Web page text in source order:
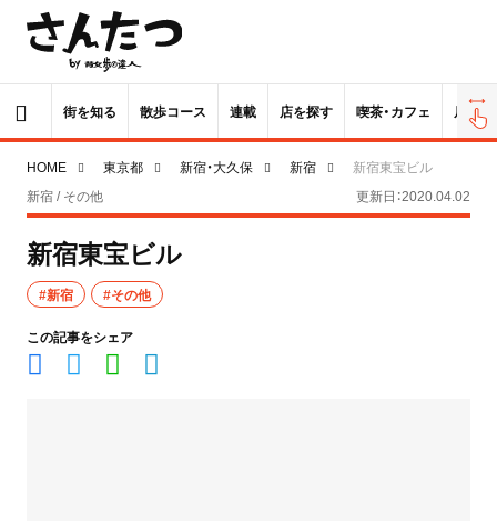
街を知る 散歩コース 連載 店を探す 喫茶・カフェ 居酒屋
HOME 東京都 新宿・大久保 新宿
新宿東宝ビル
新宿 / その他
更新日：2020.04.02
新宿東宝ビル
#新宿 #その他
この記事をシェア